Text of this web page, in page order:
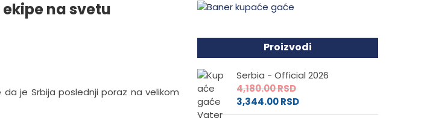
na svetu
je Srbija poslednji poraz na velikom
Proizvodi
Serbia - Official 2026
4,180.00RSD
3,344.00RSD